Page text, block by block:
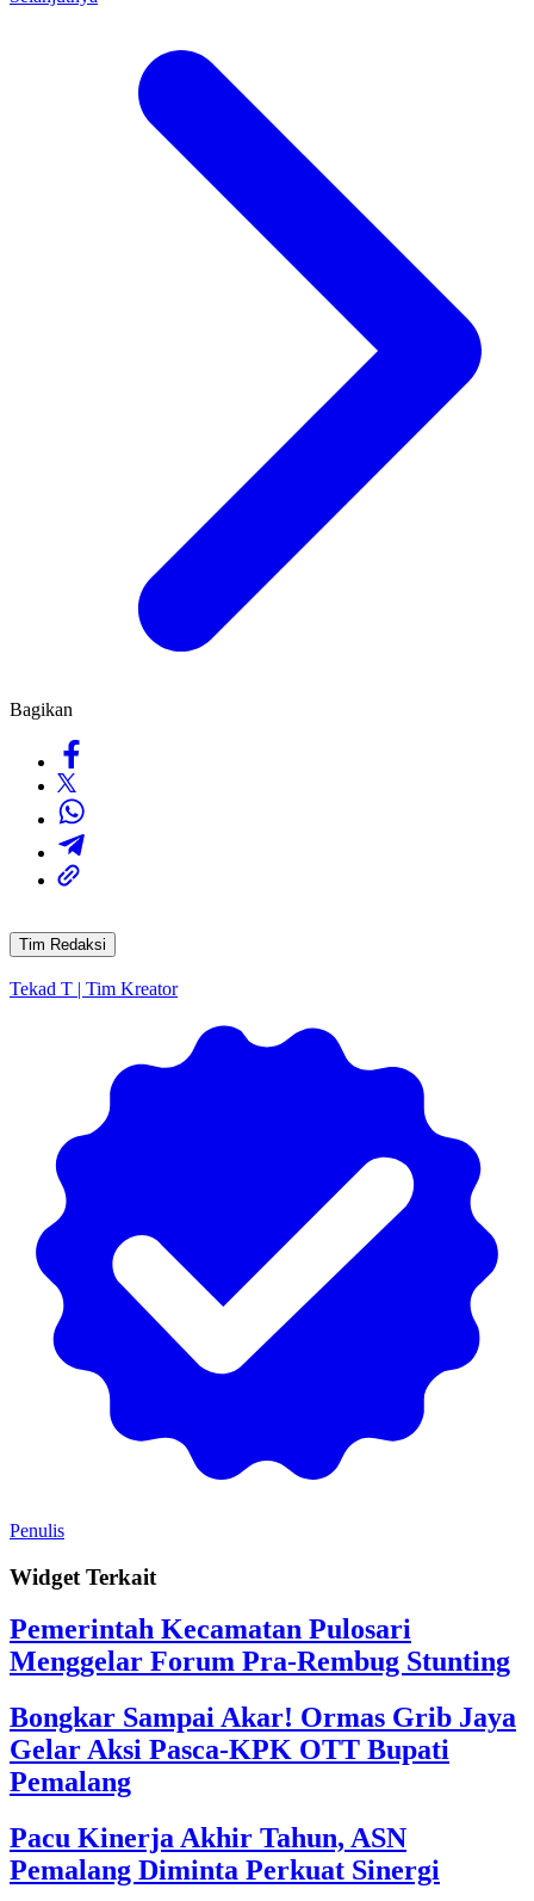
Bagikan
Tim Redaksi
Tekad T | Tim Kreator
Penulis
Widget Terkait
Pemerintah Kecamatan Pulosari
Menggelar Forum Pra-Rembug Stunting
Bongkar Sampai Akar! Ormas Grib Jaya
Gelar Aksi Pasca-KPK OTT Bupati
Pemalang
Pacu Kinerja Akhir Tahun, ASN
Pemalang Diminta Perkuat Sinergi